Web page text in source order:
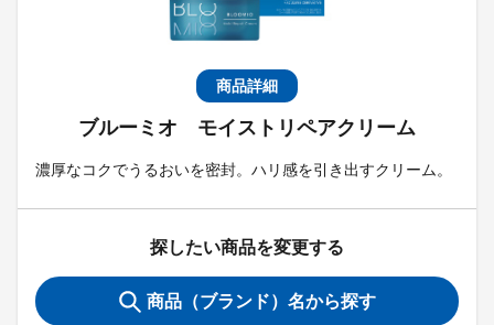
商品詳細
ブルーミオ モイストリペアクリーム
濃厚なコクでうるおいを密封。ハリ感を引き出すクリーム。
探したい商品を変更する
商品（ブランド）名から探す